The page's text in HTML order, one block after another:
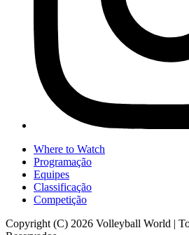
Where to Watch
Programação
Equipes
Classificação
Competição
Copyright (C) 2026 Volleyball World |